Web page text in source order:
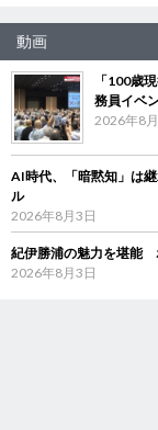
動画
「100歳
務員イベ
2026年8
AI時代、「暗黙知」は
ル
2026年8月3日
紀伊勝浦の魅力を堪能
2026年8月3日